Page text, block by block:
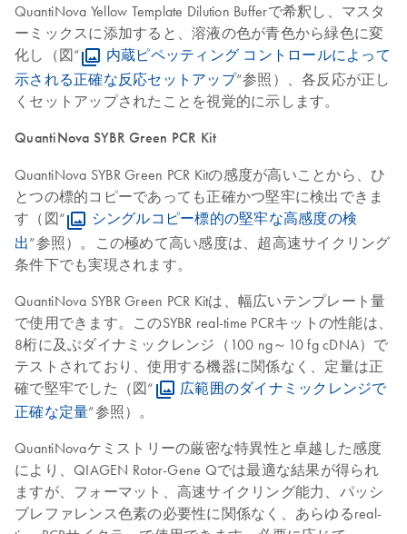
QuantiNova Yellow Template Dilution Bufferで希釈し、マスタ
ーミックスに添加すると、溶液の色が青色から緑色に変
化し（図“
内蔵ピペッティング コントロールによって
示される正確な反応セットアップ”参照）、各反応が正し
くセットアップされたことを視覚的に示します。
QuantiNova SYBR Green PCR Kit
QuantiNova SYBR Green PCR Kitの感度が高いことから、ひ
とつの標的コピーであっても正確かつ堅牢に検出できま
す（図“
シングルコピー標的の堅牢な高感度の検
出”参照）。この極めて高い感度は、超高速サイクリング
条件下でも実現されます。
QuantiNova SYBR Green PCR Kitは、幅広いテンプレート量
で使用できます。このSYBR real-time PCRキットの性能は、
8桁に及ぶダイナミックレンジ（100 ng～10 fg cDNA）で
テストされており、使用する機器に関係なく、定量は正
確で堅牢でした（図“
広範囲のダイナミックレンジで
正確な定量”参照）。
QuantiNovaケミストリーの厳密な特異性と卓越した感度
により、QIAGEN Rotor-Gene Qでは最適な結果が得られ
ますが、フォーマット、高速サイクリング能力、パッシ
ブレファレンス色素の必要性に関係なく、あらゆるreal-